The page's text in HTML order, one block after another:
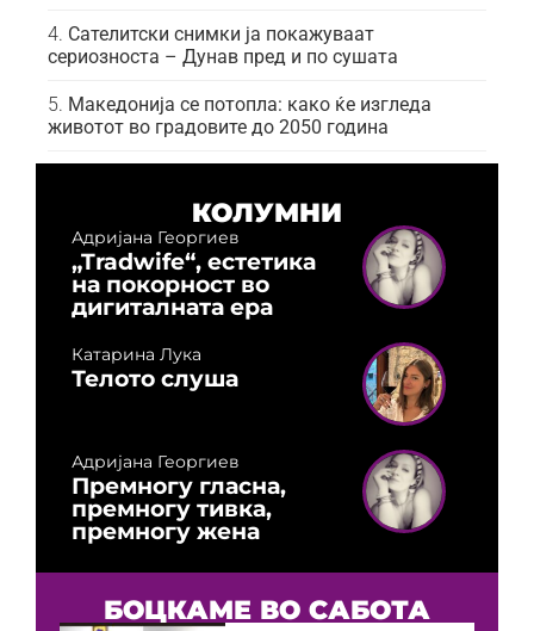
Сателитски снимки ја покажуваат
сериозноста – Дунав пред и по сушата
Македонија се потопла: како ќе изгледа
животот во градовите до 2050 година
КОЛУМНИ
Адријана Георгиев
„Tradwife“, естетика
на покорност во
дигиталната ера
Катарина Лука
Телото слуша
Адријана Георгиев
Премногу гласна,
премногу тивка,
премногу жена
БОЦКАМЕ ВО САБОТА